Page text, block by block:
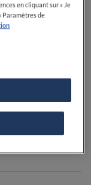
92 77 75 32
en cliquant sur « Je
Paramètres de